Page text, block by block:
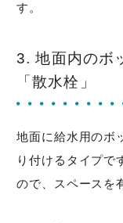
す。
3. 地面内のボ
「散水栓」
地面に給水用のボ
り付けるタイプで
ので、スペースを